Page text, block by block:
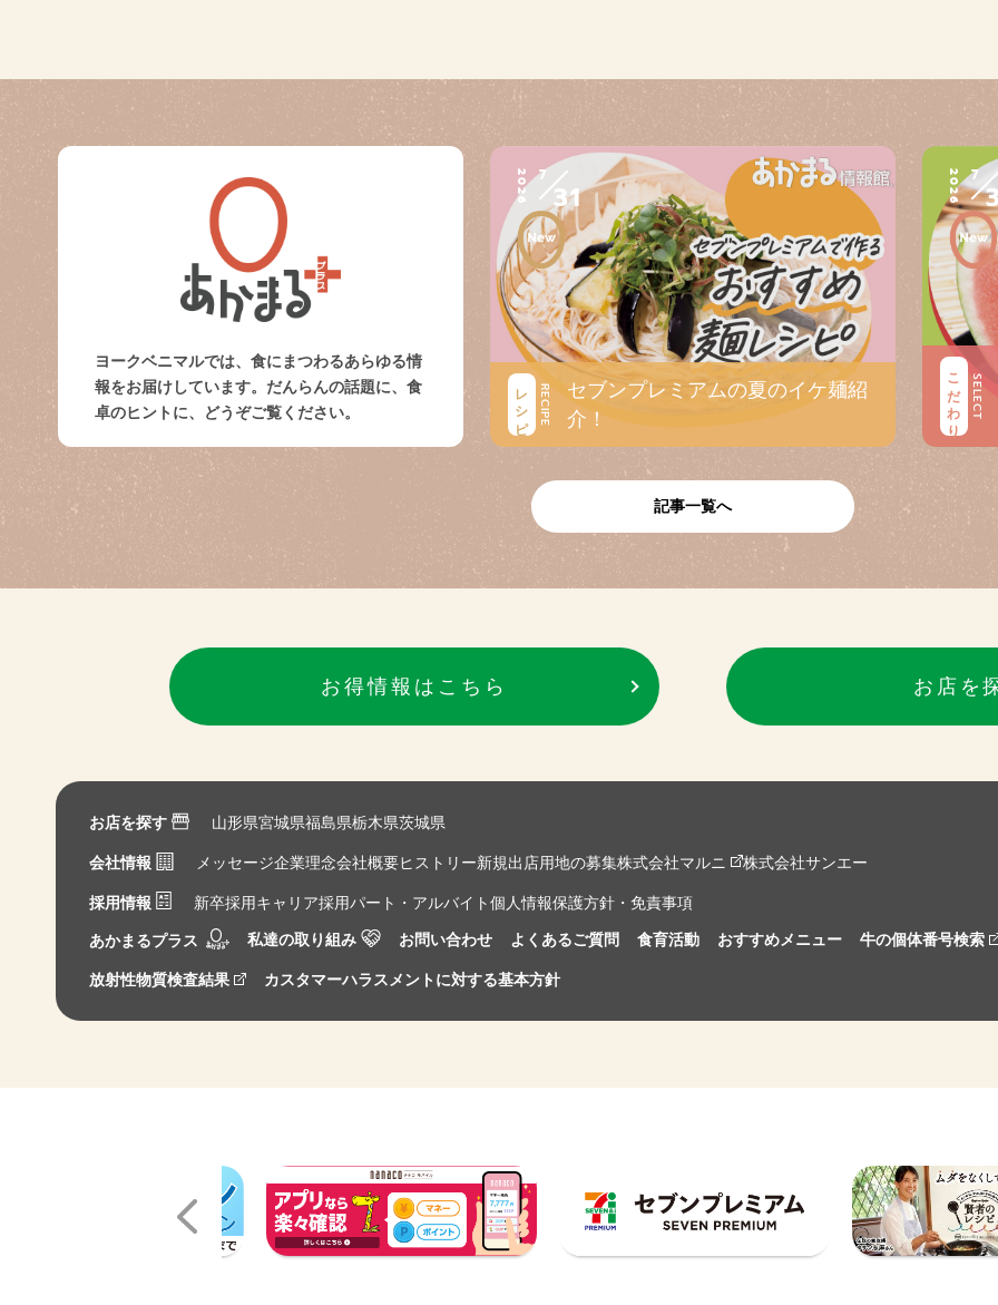
ヨークベニマルでは、食にまつわるあらゆる情
報をお届けしています。だんらんの話題に、食
卓のヒントに、どうぞご覧ください。
2026 7
31
レシピ RECIPE
セブンプレミアムの夏のイケ麺紹
介！
2026 7
こだわり SELECT
記事一覧へ
お得情報はこちら お店を
お店を探す 山形県宮城県福島県栃木県茨城県
会社情報 メッセージ企業理念会社概要ヒストリー新規出店用地の募集株式会社マルニ 株式会社サンエー
採用情報 新卒採用キャリア採用パート・アルバイト個人情報保護方針・免責事項
あかまるプラス 私達の取り組み お問い合わせ よくあるご質問 食育活動 おすすめメニュー 牛の個体番号検索
放射性物質検査結果 カスタマーハラスメントに対する基本方針